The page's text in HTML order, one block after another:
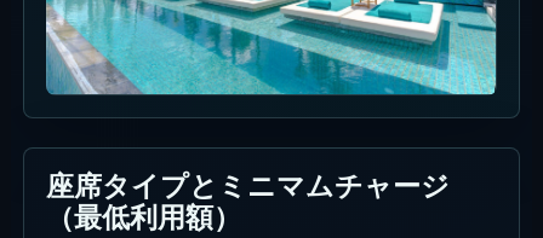
座席タイプとミニマムチャージ
（最低利用額）